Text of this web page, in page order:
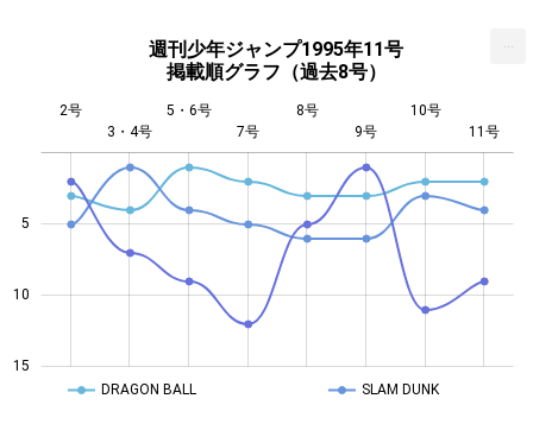
週刊少年ジャンプ1995年11号
掲載順グラフ（過去8号）
15
10
5
2号
3・4号
5・6号
7号
8号
9号
10号
11号
DRAGON BALL SLAM DUNK